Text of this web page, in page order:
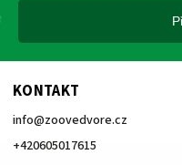
KONTAKT
info@zoovedvore.cz
+420605017615